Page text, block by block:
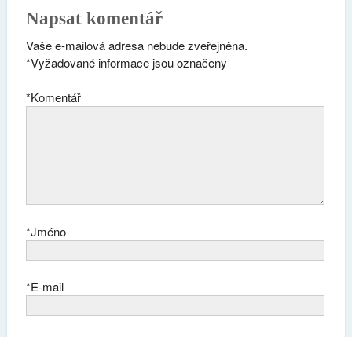
Napsat komentář
Vaše e-mailová adresa nebude zveřejněna.
Vyžadované informace jsou označeny
*
Komentář
*
Jméno
*
E-mail
*